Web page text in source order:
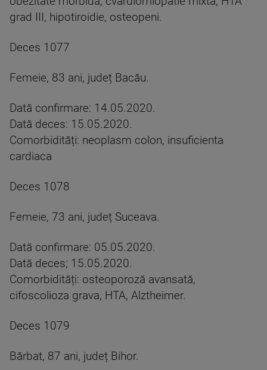
grad III, hipotiroidie, osteopeni.
Deces 1077
Femeie, 83 ani, județ Bacău.
Dată confirmare: 14.05.2020.
Dată deces: 15.05.2020.
Comorbidități: neoplasm colon, insuficienta
cardiaca
Deces 1078
Femeie, 73 ani, județ Suceava.
Dată confirmare: 05.05.2020.
Dată deces; 15.05.2020.
Comorbidități: osteoporoză avansată,
cifoscolioza grava, HTA, Alztheimer.
Deces 1079
Bărbat, 87 ani, județ Bihor.